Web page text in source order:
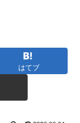
はてブ